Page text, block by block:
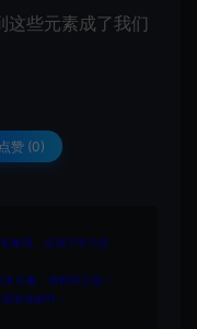
这些元素成了我们
点赞 (0)
整理。仅用于学习交
乐趣，请购买正版！
发送邮件：